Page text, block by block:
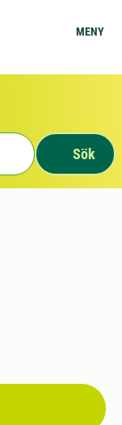
MENY
Sök